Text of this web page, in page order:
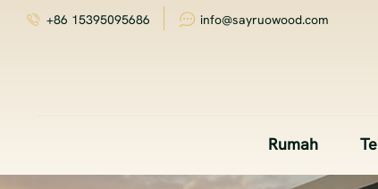
+86 15395095686 info@sayruowood.com
Rumah